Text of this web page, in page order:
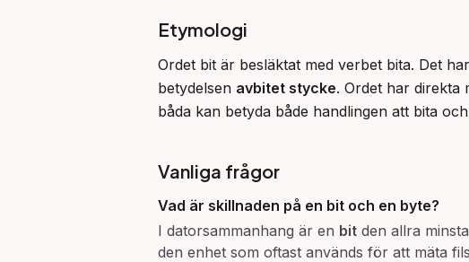
Etymologi
Ordet bit är besläktat med verbet bita. Det
betydelsen avbitet stycke. Ordet har direkta
båda kan betyda både handlingen att bita
Vanliga frågor
Vad är skillnaden på en bit och en byte?
I datorsammanhang är en bit den allra
den enhet som oftast används för att mäta